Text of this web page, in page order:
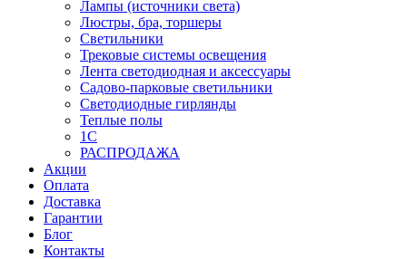
Лампы (источники света)
Люстры, бра, торшеры
Светильники
Трековые системы освещения
Лента светодиодная и аксессуары
Садово-парковые светильники
Светодиодные гирлянды
Теплые полы
1С
РАСПРОДАЖА
Акции
Оплата
Доставка
Гарантии
Блог
Контакты